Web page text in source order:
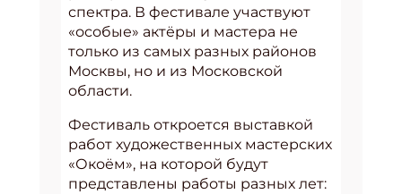
спектра. В фестивале участвуют
«особые» актёры и мастера не
только из самых разных районов
Москвы, но и из Московской
области.
Фестиваль откроется выставкой
работ художественных мастерских
«Окоём», на которой будут
представлены работы разных лет: